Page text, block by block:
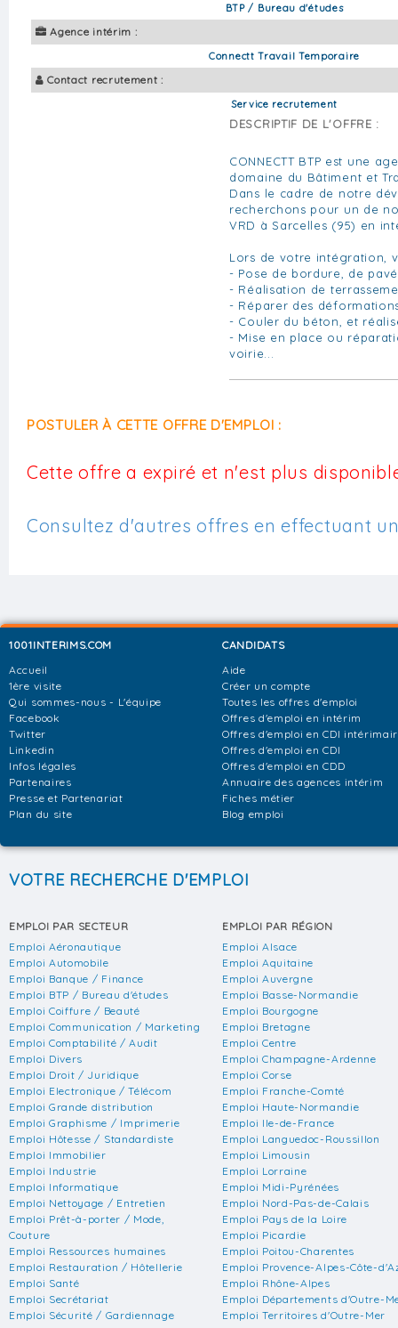
BTP / Bureau d'études
Agence intérim :
Connectt Travail Temporaire
Contact recrutement :
Service recrutement
DESCRIPTIF DE L'OFFRE :
CONNECTT BTP est une
domaine du Bâtiment et
Dans le cadre de notre
recherchons pour un de
VRD à Sarcelles (95) en
Lors de votre intégration,
- Pose de bordure, de
- Réalisation de
- Réparer des
- Couler du béton, et
- Mise en place ou
voirie...
POSTULER À CETTE OFFRE D'EMPLOI :
Cette offre a expiré et n'est plus
Consultez d'autres offres en effectuant
1001INTERIMS.COM
Accueil
1ère visite
Qui sommes-nous - L'équipe
Facebook
Twitter
Linkedin
Infos légales
Partenaires
Presse et Partenariat
Plan du site
CANDIDATS
Aide
Créer un compte
Toutes les offres d'emploi
Offres d'emploi en intérim
Offres d'emploi en CDI
Offres d'emploi en CDI
Offres d'emploi en CDD
Annuaire des agences intérim
Fiches métier
Blog emploi
VOTRE RECHERCHE D'EMPLOI
EMPLOI PAR SECTEUR
Emploi Aéronautique
Emploi Automobile
Emploi Banque / Finance
Emploi BTP / Bureau d'études
Emploi Coiffure / Beauté
Emploi Communication / Marketing
Emploi Comptabilité / Audit
Emploi Divers
Emploi Droit / Juridique
Emploi Electronique / Télécom
Emploi Grande distribution
Emploi Graphisme / Imprimerie
Emploi Hôtesse / Standardiste
Emploi Immobilier
Emploi Industrie
Emploi Informatique
Emploi Nettoyage / Entretien
Emploi Prêt-à-porter / Mode,
Couture
Emploi Ressources humaines
Emploi Restauration / Hôtellerie
Emploi Santé
Emploi Secrétariat
Emploi Sécurité / Gardiennage
EMPLOI PAR RÉGION
Emploi Alsace
Emploi Aquitaine
Emploi Auvergne
Emploi Basse-Normandie
Emploi Bourgogne
Emploi Bretagne
Emploi Centre
Emploi Champagne-Ardenne
Emploi Corse
Emploi Franche-Comté
Emploi Haute-Normandie
Emploi Ile-de-France
Emploi Languedoc-Roussillon
Emploi Limousin
Emploi Lorraine
Emploi Midi-Pyrénées
Emploi Nord-Pas-de-Calais
Emploi Pays de la Loire
Emploi Picardie
Emploi Poitou-Charentes
Emploi Provence-Alpes-Côte-
Emploi Rhône-Alpes
Emploi Départements d'Outre-
Emploi Territoires d'Outre-Mer